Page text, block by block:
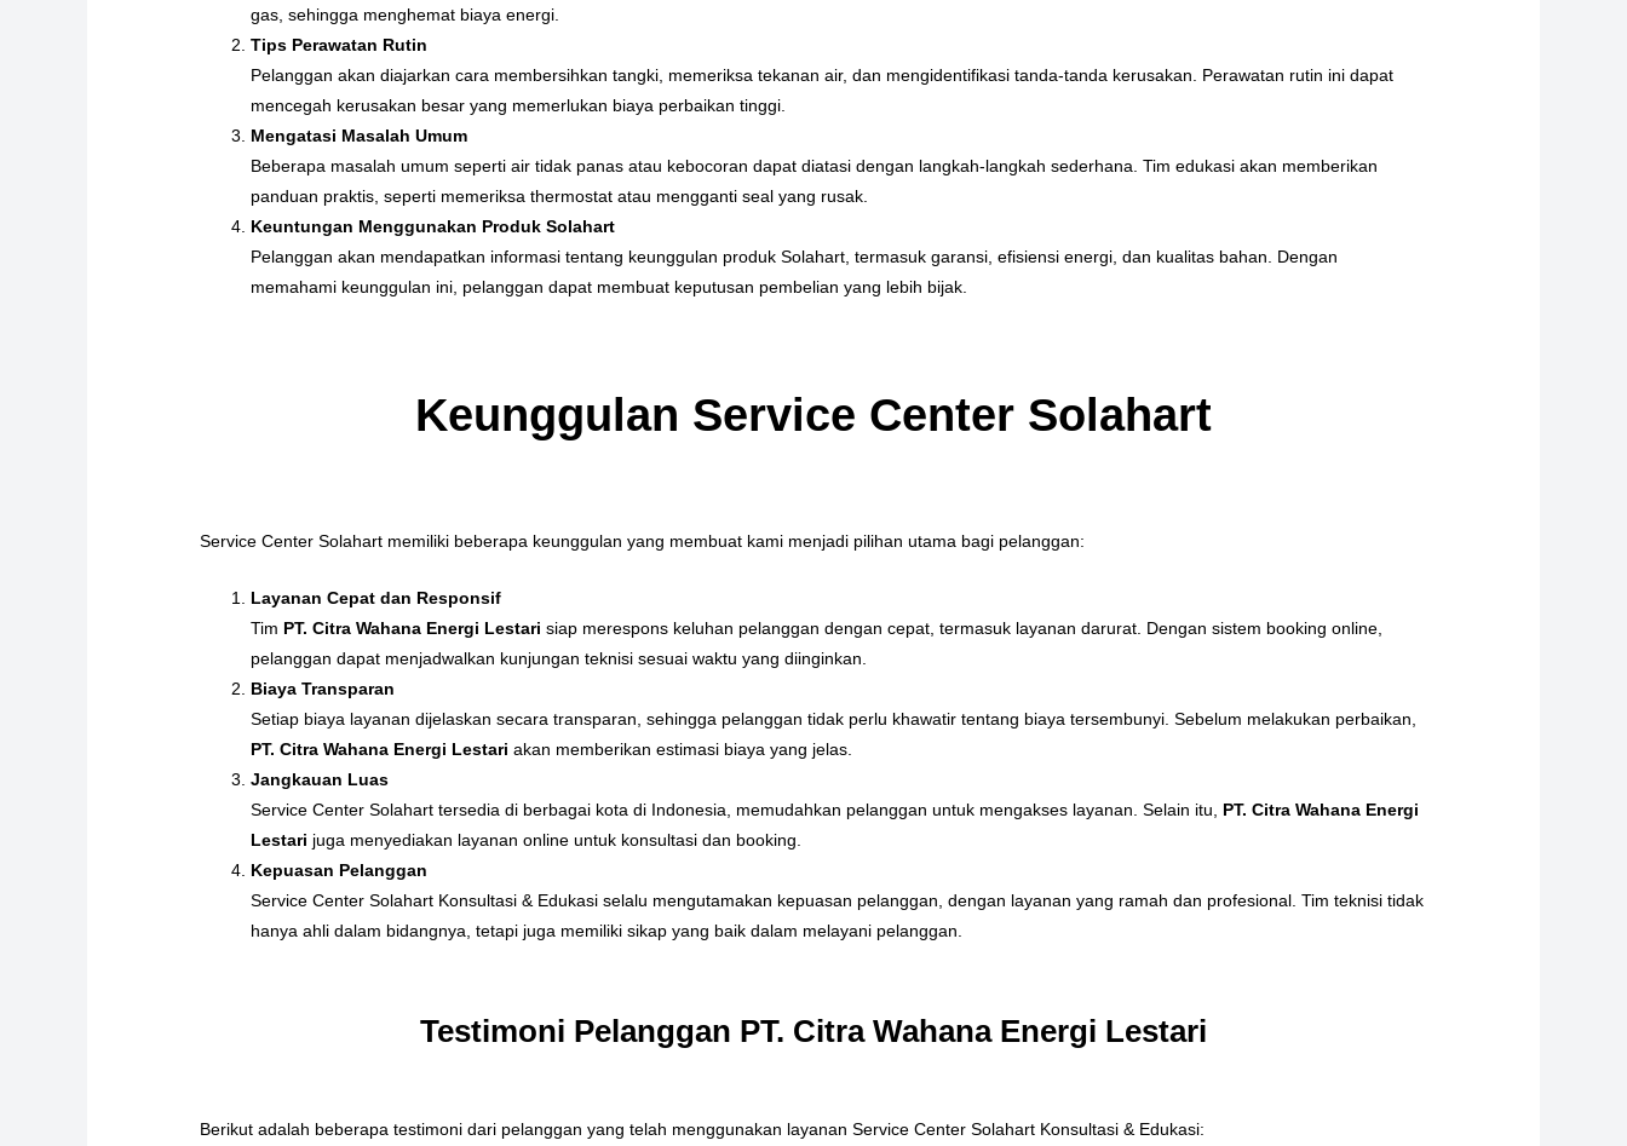
gas, sehingga menghemat biaya energi.
Tips Perawatan Rutin
Pelanggan akan diajarkan cara membersihkan tangki, memeriksa tekanan air, dan mengidentifikasi tanda-tanda kerusakan. Perawatan rutin ini dapat
mencegah kerusakan besar yang memerlukan biaya perbaikan tinggi.
Mengatasi Masalah Umum
Beberapa masalah umum seperti air tidak panas atau kebocoran dapat diatasi dengan langkah-langkah sederhana. Tim edukasi akan memberikan
panduan praktis, seperti memeriksa thermostat atau mengganti seal yang rusak.
Keuntungan Menggunakan Produk Solahart
Pelanggan akan mendapatkan informasi tentang keunggulan produk Solahart, termasuk garansi, efisiensi energi, dan kualitas bahan. Dengan
memahami keunggulan ini, pelanggan dapat membuat keputusan pembelian yang lebih bijak.
Keunggulan Service Center Solahart
Service Center Solahart memiliki beberapa keunggulan yang membuat kami menjadi pilihan utama bagi pelanggan:
Layanan Cepat dan Responsif
Tim PT. Citra Wahana Energi Lestari siap merespons keluhan pelanggan dengan cepat, termasuk layanan darurat. Dengan sistem booking online,
pelanggan dapat menjadwalkan kunjungan teknisi sesuai waktu yang diinginkan.
Biaya Transparan
Setiap biaya layanan dijelaskan secara transparan, sehingga pelanggan tidak perlu khawatir tentang biaya tersembunyi. Sebelum melakukan perbaikan,
PT. Citra Wahana Energi Lestari akan memberikan estimasi biaya yang jelas.
Jangkauan Luas
Service Center Solahart tersedia di berbagai kota di Indonesia, memudahkan pelanggan untuk mengakses layanan. Selain itu, PT. Citra Wahana Energi
Lestari juga menyediakan layanan online untuk konsultasi dan booking.
Kepuasan Pelanggan
Service Center Solahart Konsultasi & Edukasi selalu mengutamakan kepuasan pelanggan, dengan layanan yang ramah dan profesional. Tim teknisi tidak
hanya ahli dalam bidangnya, tetapi juga memiliki sikap yang baik dalam melayani pelanggan.
Testimoni Pelanggan PT. Citra Wahana Energi Lestari
Berikut adalah beberapa testimoni dari pelanggan yang telah menggunakan layanan Service Center Solahart Konsultasi & Edukasi: